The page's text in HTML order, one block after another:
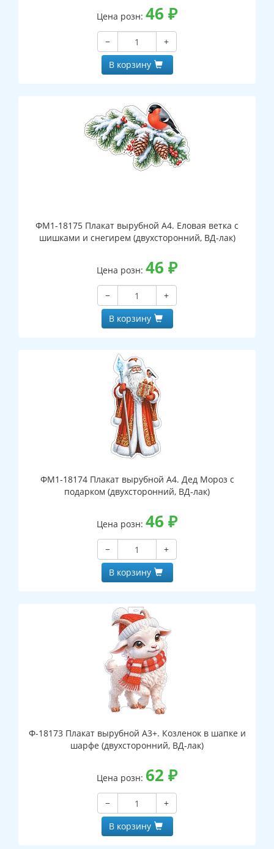
Цена розн: 46 ₽
−
+
В корзину
ФМ1-18175 Плакат вырубной А4. Еловая ветка с
шишками и снегирем (двухсторонний, ВД-лак)
Цена розн: 46 ₽
−
+
В корзину
ФМ1-18174 Плакат вырубной А4. Дед Мороз с
подарком (двухсторонний, ВД-лак)
Цена розн: 46 ₽
−
+
В корзину
Ф-18173 Плакат вырубной А3+. Козленок в шапке и
шарфе (двухсторонний, ВД-лак)
Цена розн: 62 ₽
−
+
В корзину